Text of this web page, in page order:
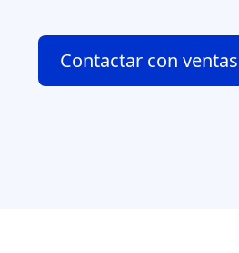
Contactar con ventas